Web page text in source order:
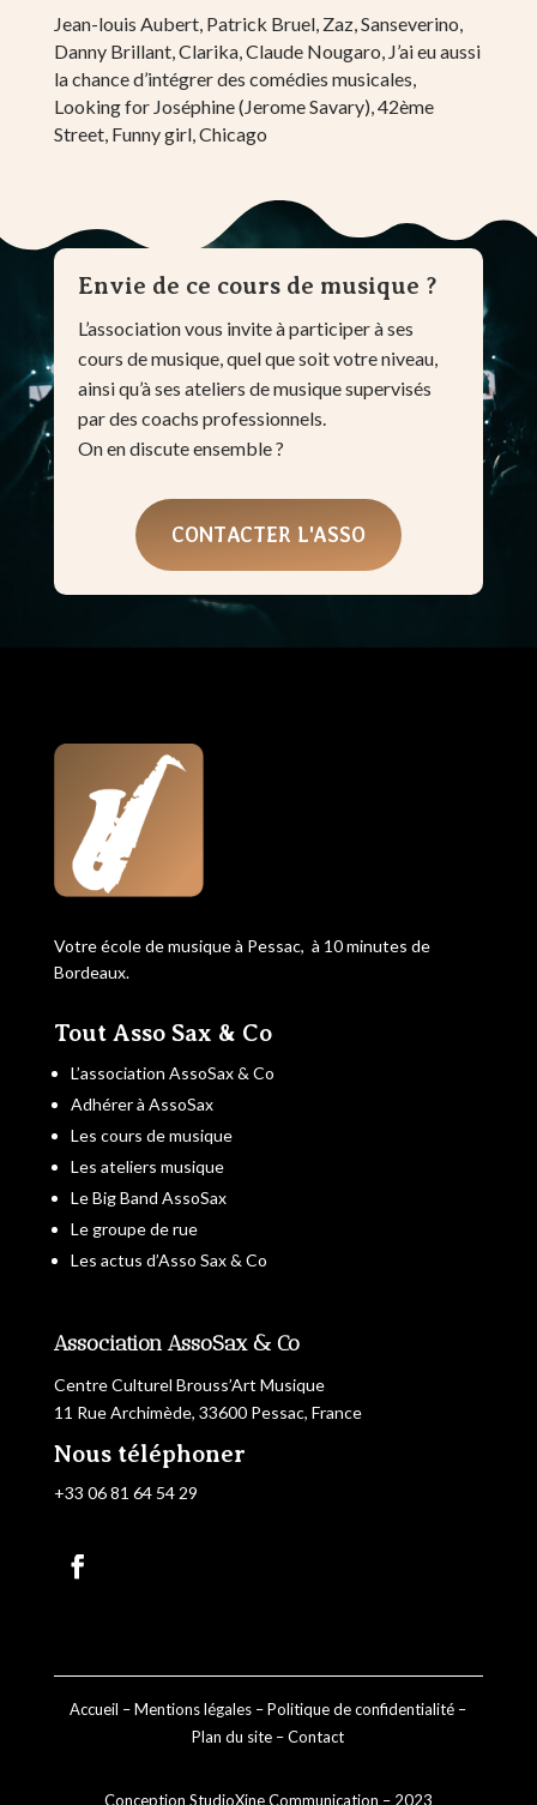
Jean-louis Aubert, Patrick Bruel, Zaz, Sanseverino,
Danny Brillant, Clarika, Claude Nougaro, J’ai eu aussi
la chance d’intégrer des comédies musicales,
Looking for Joséphine (Jerome Savary), 42ème
Street, Funny girl, Chicago
Envie de ce cours de musique ?
L’association vous invite à participer à ses
cours de musique, quel que soit votre niveau,
ainsi qu’à ses ateliers de musique supervisés
par des coachs professionnels.
On en discute ensemble ?
CONTACTER L'ASSO
Votre école de musique à Pessac, à 10 minutes de
Bordeaux.
Tout Asso Sax & Co
L’association AssoSax & Co
Adhérer à AssoSax
Les cours de musique
Les ateliers musique
Le Big Band AssoSax
Le groupe de rue
Les actus d’Asso Sax & Co
Association AssoSax & Co
Centre Culturel Brouss’Art Musique
11 Rue Archimède, 33600 Pessac, France
Nous téléphoner
+33 06 81 64 54 29
Accueil –Mentions légales –Politique de confidentialité –
Plan du site –Contact
Conception StudioXine Communication – 2023